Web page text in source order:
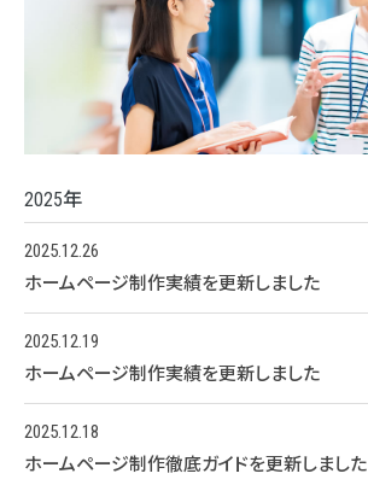
2025年
2025.12.26
ホームページ制作実績を更新しました
2025.12.19
ホームページ制作実績を更新しました
2025.12.18
ホームページ制作徹底ガイドを更新しました